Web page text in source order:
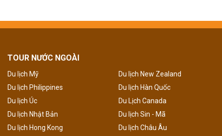
TOUR NƯỚC NGOÀI
Du lịch Mỹ
Du lịch New Zealand
Du lịch Philippines
Du lịch Hàn Quốc
Du lịch Úc
Du Lịch Canada
Du lịch Nhật Bản
Du lịch Sin - Mã
Du lịch Hong Kong
Du lịch Châu Âu